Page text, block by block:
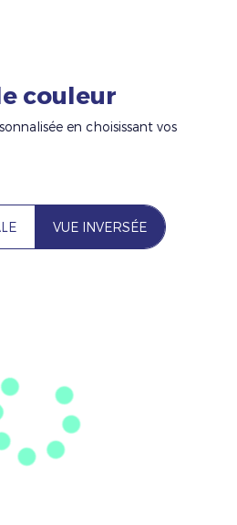
couleur
en choisissant vos
VUE INVERSÉE